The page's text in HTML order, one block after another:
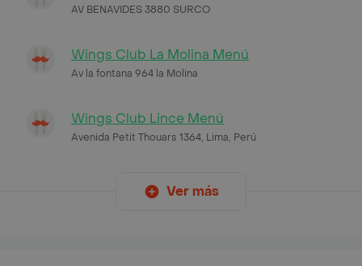
AV BENAVIDES 3880 SURCO
Wings Club La Molina Menú
Av la fontana 964 la Molina
Wings Club Lince Menú
Avenida Petit Thouars 1364, Lima, Perú
Ver más